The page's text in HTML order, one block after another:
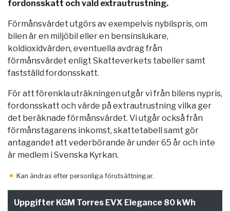
fordonsskatt och vald extrautrustning.
Förmånsvärdet utgörs av exempelvis nybilspris, om
bilen är en miljöbil eller en bensinslukare,
koldioxidvärden, eventuella avdrag från
förmånsvärdet enligt Skatteverkets tabeller samt
fastställd fordonsskatt.
För att förenkla uträkningen utgår vi från bilens nypris,
fordonsskatt och värde på extrautrustning vilka ger
det beräknade förmånsvärdet. Vi utgår också från
förmånstagarens inkomst, skattetabell samt gör
antagandet att vederbörande är under 65 år och inte
är medlem i Svenska Kyrkan.
Kan ändras efter personliga förutsättningar.
Uppgifter KGM Torres EVX Elegance 80 kWh